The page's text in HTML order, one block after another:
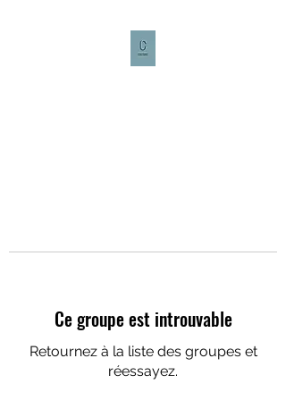
Ce groupe est introuvable
Retournez à la liste des groupes et
réessayez.